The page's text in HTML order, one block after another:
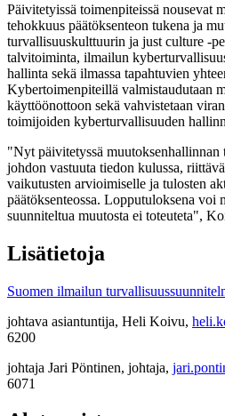
Päivitetyissä toimenpiteissä nousevat
tehokkuus päätöksenteon tukena ja
turvallisuuskulttuurin ja just culture -
talvitoiminta, ilmailun
hallinta sekä ilmassa tapahtuvien
Kybertoimenpiteillä valmistaudutaan
käyttöönottoon sekä vahvistetaan
toimijoiden kyberturvallisuuden
"Nyt päivitetyssä muutoksenhallinnan
johdon vastuuta tiedon kulussa,
vaikutusten arvioimiselle ja tulosten
päätöksenteossa. Lopputuloksena voi
suunniteltua muutosta ei toteuteta",
Lisätietoja
Suomen ilmailun
johtava asiantuntija, Heli Koivu,
6200
johtaja Jari Pöntinen, johtaja,
6071